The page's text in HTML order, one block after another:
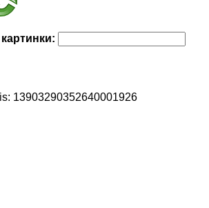
13903290352640001926